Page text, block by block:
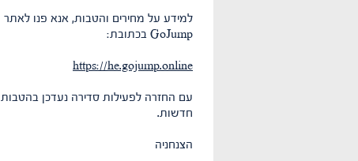
למידע על מחירים והטבות, אנא פנו לאתר
GoJump בכתובת:
https://he.gojump.online
עם החזרה לפעילות סדירה נעדכן בהטבות
חדשות.
הצנחניה